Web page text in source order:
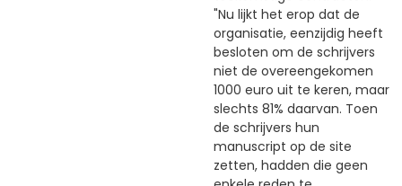
"Nu lijkt het erop dat de
organisatie, eenzijdig heeft
besloten om de schrijvers
niet de overeengekomen
1000 euro uit te keren, maar
slechts 81% daarvan. Toen
de schrijvers hun
manuscript op de site
zetten, hadden die geen